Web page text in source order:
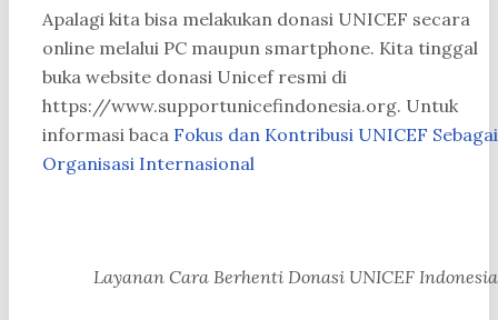
Apalagi kita bisa melakukan donasi UNICEF secara
online melalui PC maupun smartphone. Kita tinggal
buka website donasi Unicef resmi di
https://www.supportunicefindonesia.org. Untuk
informasi baca Fokus dan Kontribusi UNICEF Sebagai
Organisasi Internasional
Layanan Cara Berhenti Donasi UNICEF Indonesia